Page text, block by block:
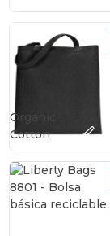
Organic
Cotton